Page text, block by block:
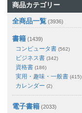
商品カテゴリー
全商品一覧 (3936)
書籍 (1439)
コンピュータ書 (562)
ビジネス書 (342)
資格書 (186)
実用・趣味・一般書 (415)
カレンダー (2)
電子書籍 (2033)